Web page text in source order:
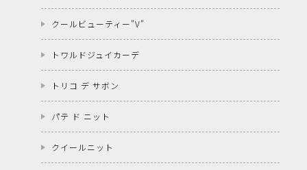
クールビューティー"V"
トワルドジュイカーデ
トリコ デ サボン
パテ ド ニット
クイールニット